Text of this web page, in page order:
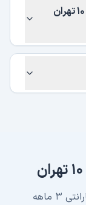
چقدر طول می‌کشد تا متخصص به منطقه ۱۰ تهران